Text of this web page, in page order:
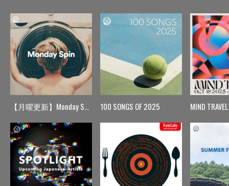
【月曜更新】Monday Spin 100 SONGS OF 2025 MIND TRAVEL